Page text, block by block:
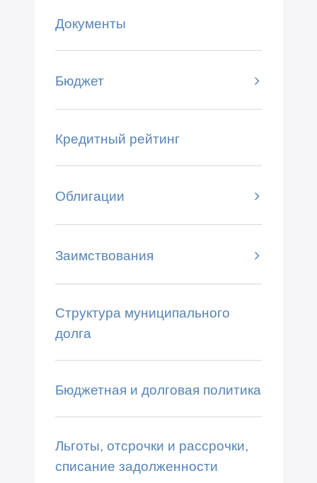
Документы
Бюджет
Кредитный рейтинг
Облигации
Заимствования
Структура муниципального
долга
Бюджетная и долговая политика
Льготы, отсрочки и рассрочки,
списание задолженности